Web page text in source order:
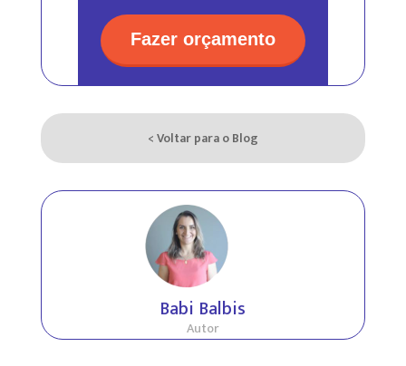
Fazer orçamento
< Voltar para o Blog
Babi Balbis
Autor